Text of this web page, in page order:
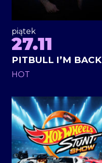
piątek
27.11
PITBULL I’M BACK
HOT